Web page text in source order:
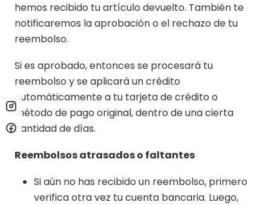
hemos recibido tu artículo devuelto. También te
notificaremos la aprobación o el rechazo de tu
reembolso.
Si es aprobado, entonces se procesará tu
reembolso y se aplicará un crédito
automáticamente a tu tarjeta de crédito o
método de pago original, dentro de una cierta
cantidad de días.
Reembolsos atrasados ​​o faltantes
Si aún no has recibido un reembolso, primero
verifica otra vez tu cuenta bancaria. Luego,